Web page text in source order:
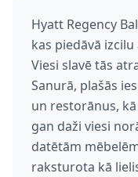
Hyatt Regency
kas piedāvā
Viesi slavē tās
Sanurā, plašās
un restorānus,
gan daži viesi
datētām
raksturota kā